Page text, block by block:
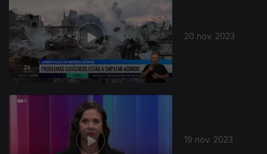
20 nov. 2023
19 nov. 2023